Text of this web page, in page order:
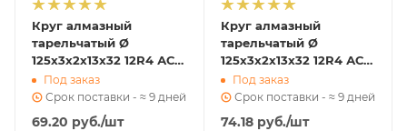
Круг алмазный
тарельчатый Ø
125х3х2х13х32 12R4 АС 4
80/63 В2-01 12 к ГОСТ
16176-82
Под заказ
Срок поставки - ≈ 9 дней
69.20 руб./шт
Круг алмазный
тарельчатый Ø
125х3х2х13х32 12R4 АС 4
125/100 В2-01 12 к ГОСТ
16176-82
Под заказ
Срок поставки - ≈ 9 дней
74.18руб./шт